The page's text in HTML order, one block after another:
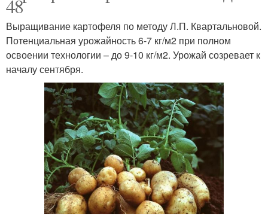
48
Выращивание картофеля по методу Л.П. Квартальновой.
Потенциальная урожайность 6-7 кг/м2 при полном
освоении технологии – до 9-10 кг/м2. Урожай созревает к
началу сентября.